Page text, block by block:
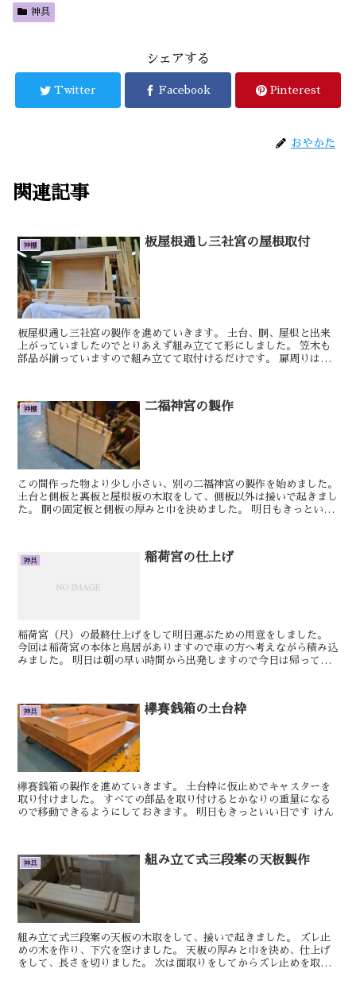
神具
シェアする
Twitter Facebook Pinterest
おやかた
関連記事
神棚 板屋根通し三社宮の屋根取付
板屋根通し三社宮の製作を進めていきます。 土台、胴、屋根と出来
上がっていましたのでとりあえず組み立てて形にしました。 笠木も
部品が揃っていますので組み立てて取付けるだけです。 扉周りは部
神棚 二福神宮の製作
この間作った物より少し小さい、別の二福神宮の製作を始めました。
土台と側板と裏板と屋根板の木取をして、側板以外は接いで起きまし
た。 胴の固定板と側板の厚みと巾を決めました。 明日もきっといい
神具 稲荷宮の仕上げ
稲荷宮（尺）の最終仕上げをして明日運ぶための用意をしました。
今回は稲荷宮の本体と鳥居がありますので車の方へ考えながら積み込
みました。 明日は朝の早い時間から出発しますので今日は帰って早
神具 欅賽銭箱の土台枠
欅賽銭箱の製作を進めていきます。 土台枠に仮止めでキャスターを
取り付けました。 すべての部品を取り付けるとかなりの重量になる
ので移動できるようにしておきます。 明日もきっといい日です けん
神具 組み立て式三段案の天板製作
組み立て式三段案の天板の木取をして、接いで起きました。 ズレ止
めの木を作り、下穴を空けました。 天板の厚みと巾を決め、仕上げ
をして、長さを切りました。 次は面取りをしてからズレ止めを取り